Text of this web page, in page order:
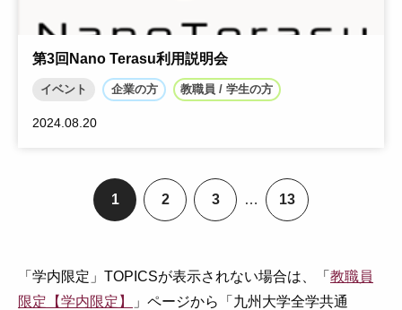
第3回Nano Terasu利用説明会
イベント 企業の方 教職員 / 学生の方
2024.08.20
ペ
ー
1
ペ
ー
2
ペ
ー
3 …
ペ
ー
13
「学内限定」TOPICSが表示されない場合は、「 教職員
限定【学内限定】
」ページから「九州大学全学共通